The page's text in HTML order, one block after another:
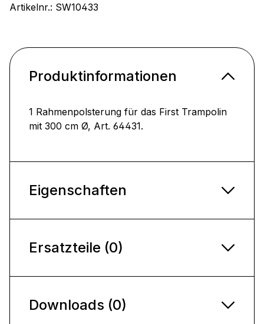
Artikelnr.: SW10433
Produktinformationen
1 Rahmenpolsterung für das First Trampolin
mit 300 cm Ø, Art. 64431.
Eigenschaften
Ersatzteile (0)
Downloads (0)